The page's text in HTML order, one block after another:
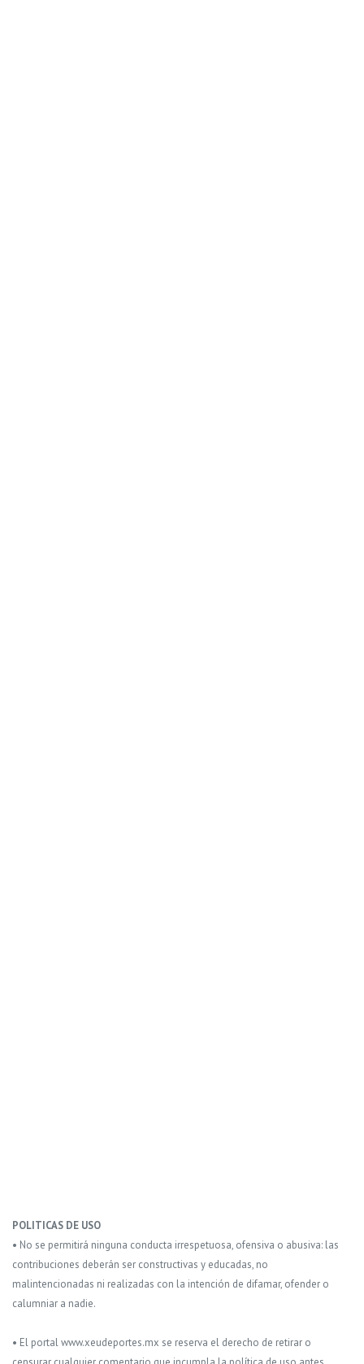
POLITICAS DE USO
• No se permitirá ninguna conducta irrespetuosa, ofensiva o abusiva: las
contribuciones deberán ser constructivas y educadas, no
malintencionadas ni realizadas con la intención de difamar, ofender o
calumniar a nadie.
• El portal www.xeudeportes.mx se reserva el derecho de retirar o